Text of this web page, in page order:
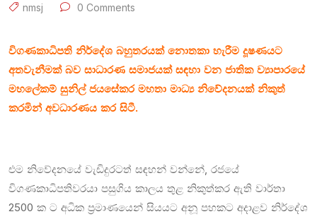
nmsj 0 Comments
විගණකාධිපති නිර්දේශ බහුතරයක් නොතකා හැරීම දූෂණයට
අතවැනීමක් බව සාධාරණ සමාජයක් සඳහා වන ජාතික ව්‍යාපාරයේ
මහලේකම් සුනිල් ජයසේකර මහතා මාධ්‍ය නිවේදනයක් නිකුත්
කරමින් අවධාරණය කර සිටී.
එම නිවේදනයේ වැඩිදුරටත් සඳහන් වන්නේ, රජයේ
විගණකාධිපතිවරයා පසුගිය කාලය තුළ නිකුත්කර ඇති වාර්තා
2500 ක ට අධික ප්‍රමාණයෙන් සියයට අනූ පහකට අදාළව නිර්දේශ